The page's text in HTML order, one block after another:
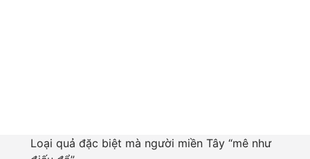
Loại quả đặc biệt mà người miền Tây “mê như